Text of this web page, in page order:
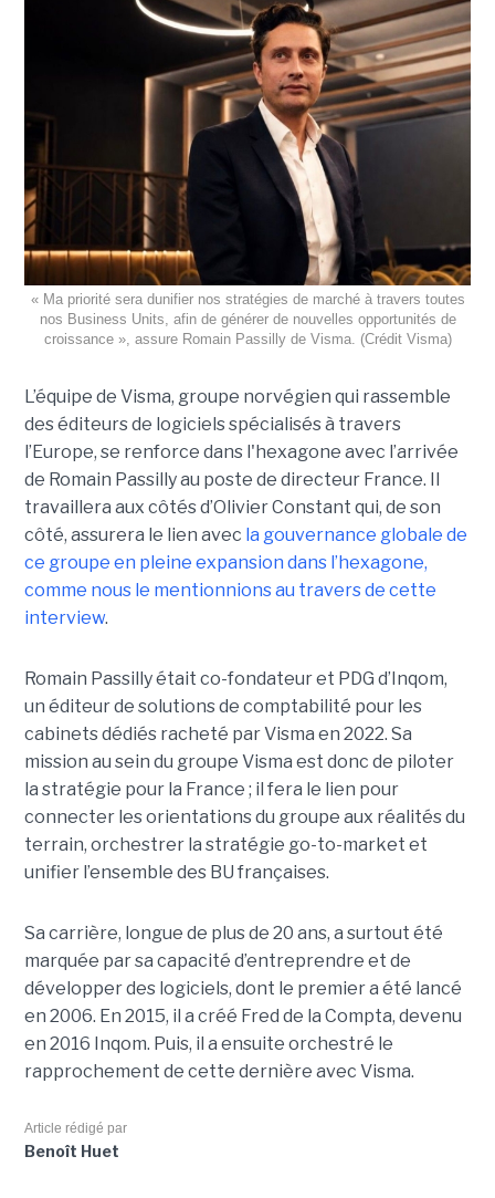
« Ma priorité sera dunifier nos stratégies de marché à travers toutes
nos Business Units, afin de générer de nouvelles opportunités de
croissance », assure Romain Passilly de Visma. (Crédit Visma)
L’équipe de Visma, groupe norvégien qui rassemble
des éditeurs de logiciels spécialisés à travers
l’Europe, se renforce dans l'hexagone avec l’arrivée
de Romain Passilly au poste de directeur France. Il
travaillera aux côtés d’Olivier Constant qui, de son
côté, assurera le lien avec la gouvernance globale de
ce groupe en pleine expansion dans l’hexagone,
comme nous le mentionnions au travers de cette
interview.
Romain Passilly était co-fondateur et PDG d’Inqom,
un éditeur de solutions de comptabilité pour les
cabinets dédiés racheté par Visma en 2022. Sa
mission au sein du groupe Visma est donc de piloter
la stratégie pour la France ; il fera le lien pour
connecter les orientations du groupe aux réalités du
terrain, orchestrer la stratégie go-to-market et
unifier l’ensemble des BU françaises.
Sa carrière, longue de plus de 20 ans, a surtout été
marquée par sa capacité d’entreprendre et de
développer des logiciels, dont le premier a été lancé
en 2006. En 2015, il a créé Fred de la Compta, devenu
en 2016 Inqom. Puis, il a ensuite orchestré le
rapprochement de cette dernière avec Visma.
Article rédigé par
Benoît Huet